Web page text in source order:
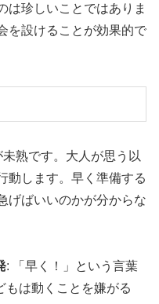
は珍しいことではありま
を設けることが効果的で
熟です。大人が思う以
動します。早く準備する
げばいいのかが分からな
: 「早く！」という言葉
もは動くことを嫌がる